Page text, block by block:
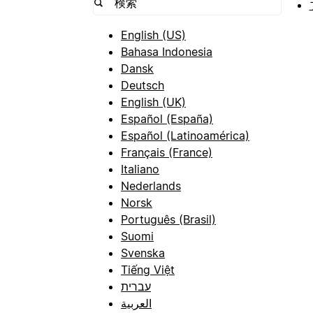
English (US)
Bahasa Indonesia
Dansk
Deutsch
English (UK)
Español (España)
Español (Latinoamérica)
Français (France)
Italiano
Nederlands
Norsk
Português (Brasil)
Suomi
Svenska
Tiếng Việt
עברית
العربية